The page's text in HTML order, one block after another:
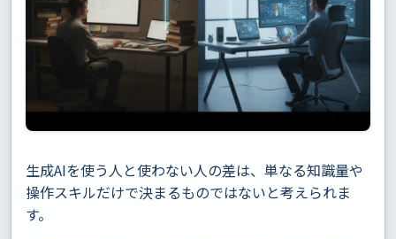
生成AIを使う人と使わない人の差は、単なる知識量や
操作スキルだけで決まるものではないと考えられま
す。